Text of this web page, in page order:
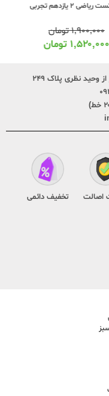
لقمه ریاضی 2 یازدهم تجربی
۲۹۰,۰۰۰تومان
۲۲۹,۰۰۰تومان
اصالت تخفیف دائمی